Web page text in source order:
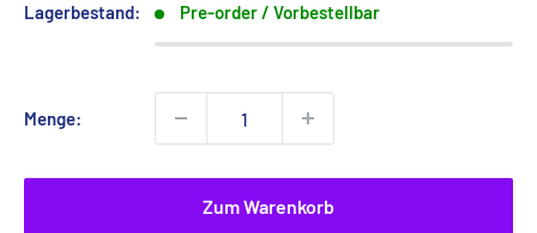
Lagerbestand: Pre-order / Vorbestellbar
Menge:
Zum Warenkorb